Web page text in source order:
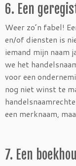
6. Een
Weer zo’n fabel!
en/of diensten is
iemand mijn naam
we het
voor een
nog niet winst te
een merknaam,
7. Een